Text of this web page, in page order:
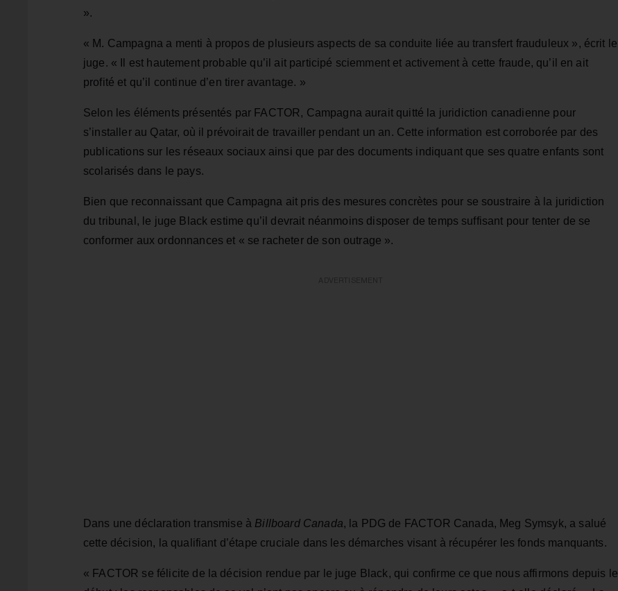
».
« M. Campagna a menti à propos de plusieurs aspects de sa conduite liée au transfert frauduleux », écrit le
juge. « Il est hautement probable qu’il ait participé sciemment et activement à cette fraude, qu’il en ait
profité et qu’il continue d’en tirer avantage. »
Selon les éléments présentés par FACTOR, Campagna aurait quitté la juridiction canadienne pour
s’installer au Qatar, où il prévoirait de travailler pendant un an. Cette information est corroborée par des
publications sur les réseaux sociaux ainsi que par des documents indiquant que ses quatre enfants sont
scolarisés dans le pays.
Bien que reconnaissant que Campagna ait pris des mesures concrètes pour se soustraire à la juridiction
du tribunal, le juge Black estime qu’il devrait néanmoins disposer de temps suffisant pour tenter de se
conformer aux ordonnances et « se racheter de son outrage ».
Dans une déclaration transmise à Billboard Canada, la PDG de FACTOR Canada, Meg Symsyk, a salué
cette décision, la qualifiant d’étape cruciale dans les démarches visant à récupérer les fonds manquants.
« FACTOR se félicite de la décision rendue par le juge Black, qui confirme ce que nous affirmons depuis le